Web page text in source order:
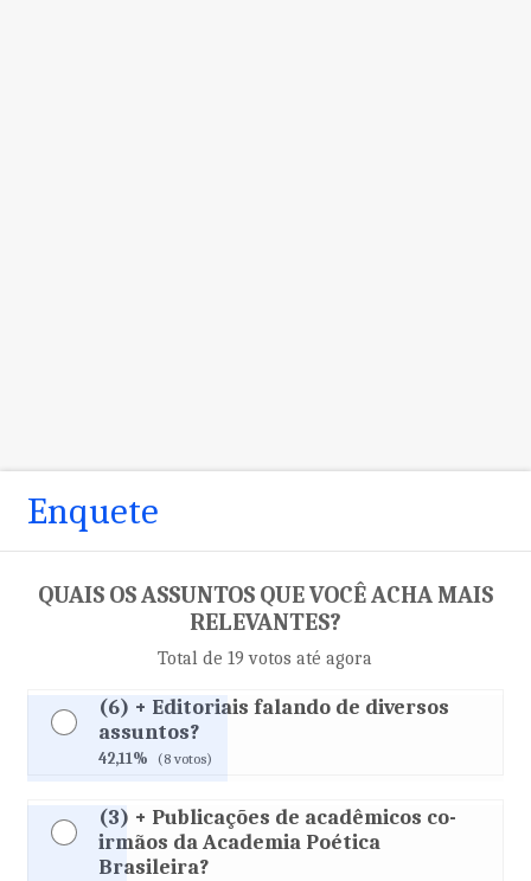
Enquete
QUAIS OS ASSUNTOS QUE VOCÊ ACHA MAIS
RELEVANTES?
Total de 19 votos até agora
(6) + Editoriais falando de diversos
assuntos?
42,11% (8 votos)
(3) + Publicações de acadêmicos co-
irmãos da Academia Poética
Brasileira?